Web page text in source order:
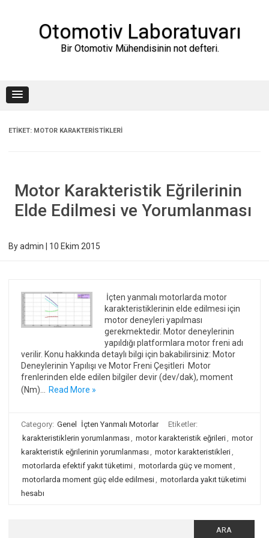
Otomotiv Laboratuvarı
Bir Otomotiv Mühendisinin not defteri.
ETIKET: MOTOR KARAKTERISTIKLERI
Motor Karakteristik Eğrilerinin
Elde Edilmesi ve Yorumlanması
Byadmin 10 Ekim 2015
İçten yanmalı motorlarda motor
karakteristiklerinin elde edilmesi için
motor deneyleri yapılması
gerekmektedir. Motor deneylerinin
yapıldığı platformlara motor freni adı
verilir. Konu hakkında detaylı bilgi için bakabilirsiniz: Motor
Deneylerinin Yapılışı ve Motor Freni Çeşitleri Motor
frenlerinden elde edilen bilgiler devir (dev/dak), moment
(Nm)…
Read More »
Category: Genel İçten Yanmalı Motorlar
Etiketler:
karakteristiklerin yorumlanması , motor karakteristik eğrileri, motor
karakteristik eğrilerinin yorumlanması , motor karakteristikleri,
motorlarda efektif yakıt tüketimi, motorlarda güç ve moment,
motorlarda moment güç elde edilmesi, motorlarda yakıt tüketimi
hesabı